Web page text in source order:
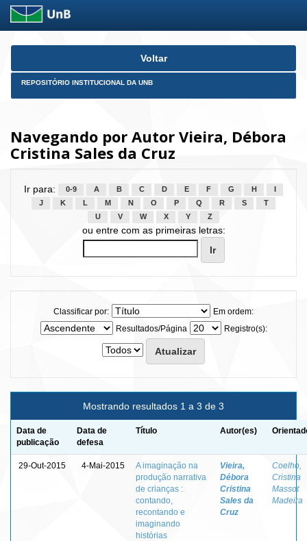
Skip
Voltar
REPOSITÓRIO INSTITUCIONAL DA UNB
Navegando por Autor Vieira, Débora
Cristina Sales da Cruz
Ir para: 0-9 A B C D E F G H
J
K L M N O P Q R S
T
U
V W X Y Z
ou entre com as primeiras letras:
Classificar por:
Em ordem:
Resultados/Página
Registro(s):
Mostrando resultados 1 a 3 de 3
Data de
publicação
Data de
defesa
Título Autor(es)
29-Out-2015 4-Mai-2015
A imaginação na
produção narrativa
de crianças :
contando,
recontando e
imaginando
histórias
Vieira,
Débora
Cristina
Sales da
Cruz
Coelho,
Cristina
Massot
Madeira